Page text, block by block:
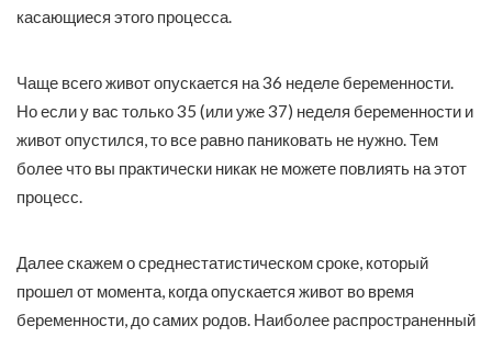
касающиеся этого процесса.
Чаще всего живот опускается на 36 неделе беременности.
Но если у вас только 35 (или уже 37) неделя беременности и
живот опустился, то все равно паниковать не нужно. Тем
более что вы практически никак не можете повлиять на этот
процесс.
Далее скажем о среднестатистическом сроке, который
прошел от момента, когда опускается живот во время
беременности, до самих родов. Наиболее распространенный